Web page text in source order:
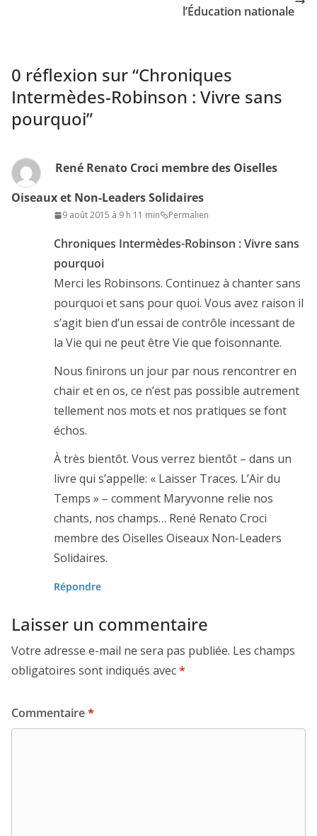
l’Éducation nationale
0 réflexion sur “Chroniques
Intermèdes-Robinson : Vivre sans
pourquoi”
René Renato Croci membre des Oiselles
Oiseaux et Non-Leaders Solidaires
9 août 2015 à 9 h 11 min Permalien
Chroniques Intermèdes-Robinson : Vivre sans
pourquoi
Merci les Robinsons. Continuez à chanter sans
pourquoi et sans pour quoi. Vous avez raison il
s’agit bien d’un essai de contrôle incessant de
la Vie qui ne peut être Vie que foisonnante.
Nous finirons un jour par nous rencontrer en
chair et en os, ce n’est pas possible autrement
tellement nos mots et nos pratiques se font
échos.
À très bientôt. Vous verrez bientôt – dans un
livre qui s’appelle: « Laisser Traces. L’Air du
Temps » – comment Maryvonne relie nos
chants, nos champs… René Renato Croci
membre des Oiselles Oiseaux Non-Leaders
Solidaires.
Répondre
Laisser un commentaire
Votre adresse e-mail ne sera pas publiée. Les champs
obligatoires sont indiqués avec*
Commentaire*